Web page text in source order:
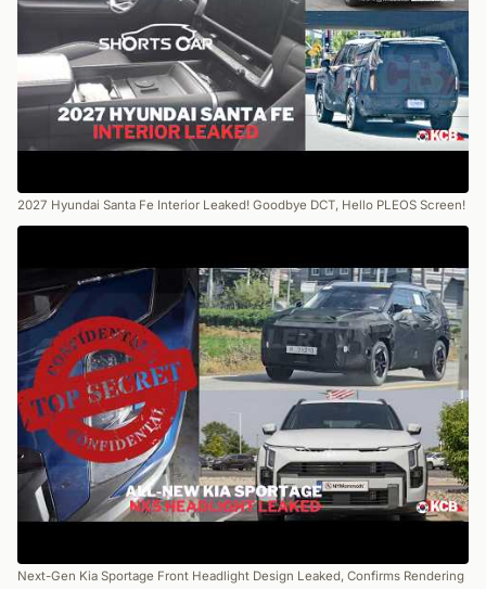
2027 Hyundai Santa Fe Interior Leaked! Goodbye DCT, Hello PLEOS Screen!
Next-Gen Kia Sportage Front Headlight Design Leaked, Confirms Rendering